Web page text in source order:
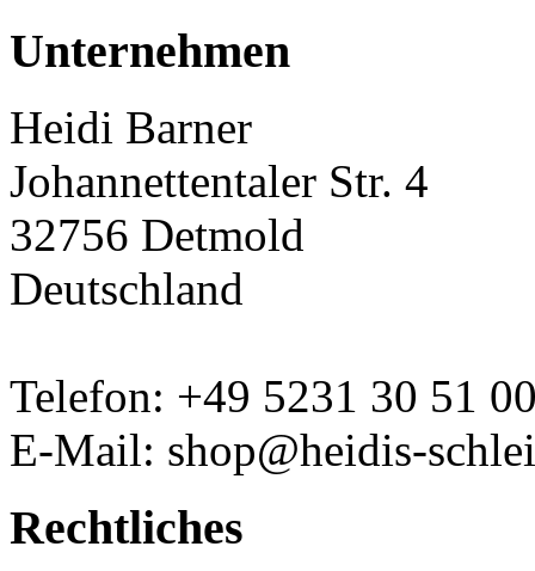
Unternehmen
Heidi Barner
Johannettentaler Str. 4
32756 Detmold
Deutschland
Telefon: +49 5231 30 51
E-Mail: shop@heidis-
Rechtliches